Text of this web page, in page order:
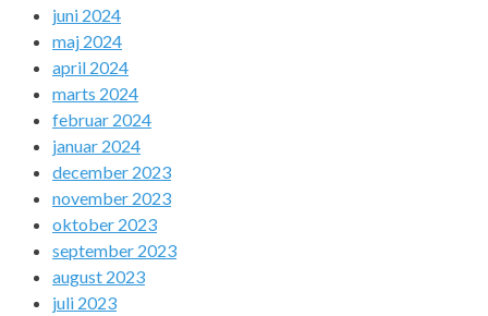
juni 2024
maj 2024
april 2024
marts 2024
februar 2024
januar 2024
december 2023
november 2023
oktober 2023
september 2023
august 2023
juli 2023